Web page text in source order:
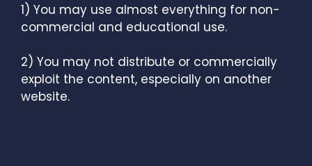
1) You may use almost everything for non-
commercial and educational use.
2) You may not distribute or commercially
exploit the content, especially on another
website.